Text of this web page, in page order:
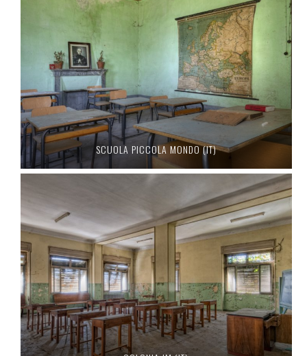
SCUOLA PICCOLA MONDO (IT)